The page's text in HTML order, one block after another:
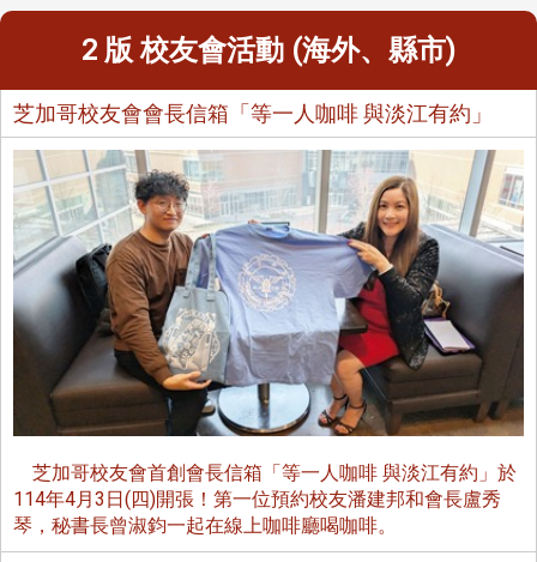
2 版 校友會活動 (海外、縣市)
芝加哥校友會會長信箱「等一人咖啡 與淡江有約」
芝加哥校友會首創會長信箱「等一人咖啡 與淡江有約」於
114年4月3日(四)開張！第一位預約校友潘建邦和會長盧秀
琴，秘書長曾淑鈞一起在線上咖啡廳喝咖啡。